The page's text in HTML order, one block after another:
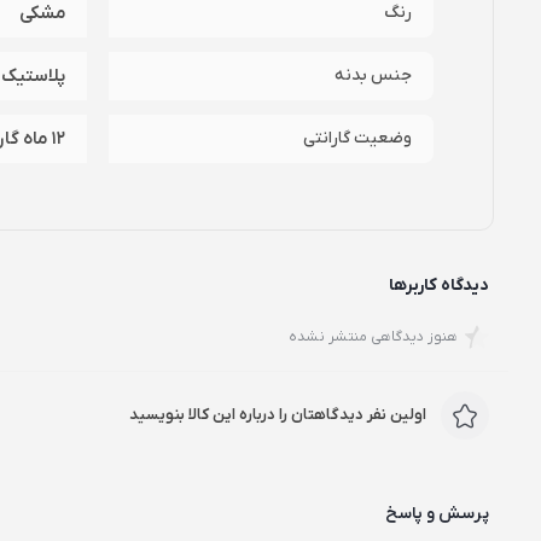
رنگ مشکی
جنس بدنه
وضعیت گارانتی 12 ماه گارانتی وان مکس
دیدگاه کاربرها
هنوز دیدگاهی منتشر نشده
اولین نفر دیدگاهتان را درباره این کالا بنویسید
پرسش و پاسخ